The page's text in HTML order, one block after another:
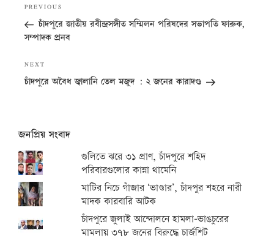
navigation
Previous
Post
PREVIOUS
চাঁদপুরে জাতীয় রবীন্দ্রসঙ্গীত সম্মিলন পরিষদের সভাপতি ফারুক,
সম্পাদক প্রনব
Next
Post
NEXT
চাঁদপুরে অবৈধ জ্বালানি তেল মজুদ : ২ জনের কারাদণ্ড
জনপ্রিয় সংবাদ
গুলিতে ঝরে ৩১ প্রাণ, চাঁদপুরে শহিদ
পরিবারগুলোর কান্না থামেনি
মাটির নিচে গাঁজার ‘ভাণ্ডার’, চাঁদপুর শহরে নারী
মাদক কারবারি আটক
চাঁদপুরে জুলাই আন্দোলনে হামলা-ভাঙচুরের
মামলায় ৩৭৮ জনের বিরুদ্ধে চার্জশিট